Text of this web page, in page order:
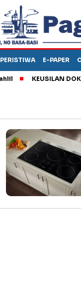
PERISTIWA E-PAPER
KEUSILAN DOKTER